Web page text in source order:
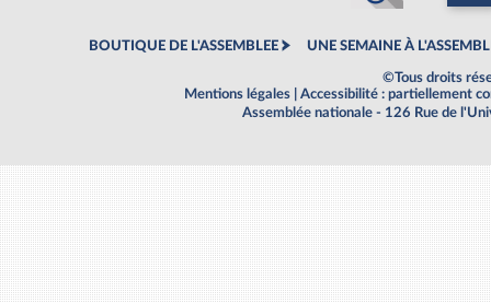
BOUTIQUE DE L'ASSEMBLEE UNE SEMAINE À
©Tous droits
Mentions légales
Accessibilité : partiellement
Assemblée nationale - 126 Rue de